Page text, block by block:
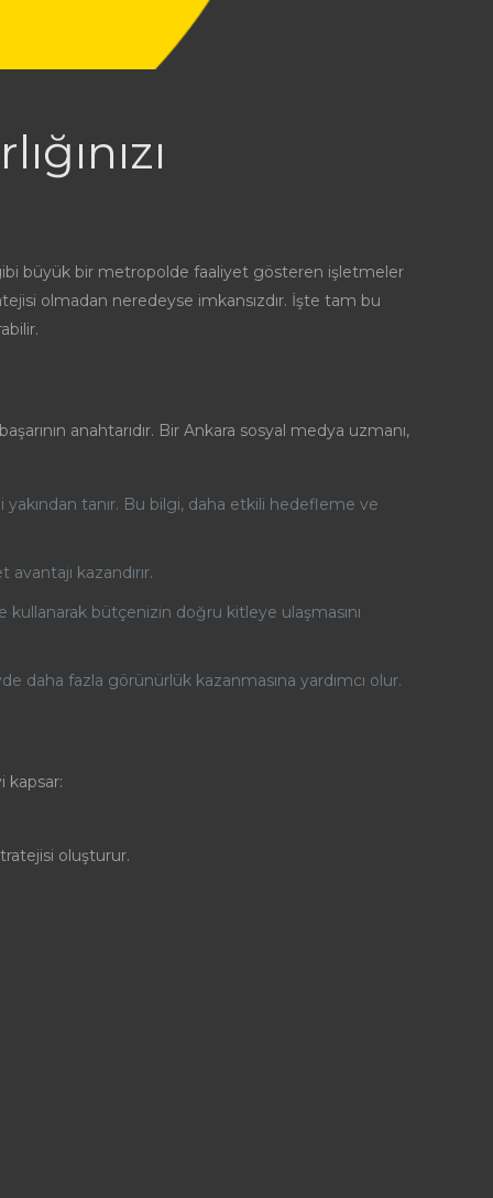
büyük bir metropolde faaliyet gösteren işletmeler
olmadan neredeyse imkansızdır. İşte tam bu
anahtarıdır. Bir Ankara sosyal medya uzmanı,
yakından tanır. Bu bilgi, daha etkili hedefleme ve
kazandırır.
bütçenizin doğru kitleye ulaşmasını
daha fazla görünürlük kazanmasına yardımcı olur.
kapsar:
oluşturur.